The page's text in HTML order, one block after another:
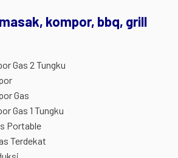
kompor, bbq, grill
Gas 2 Tungku
Gas
Gas 1 Tungku
Portable
Terdekat